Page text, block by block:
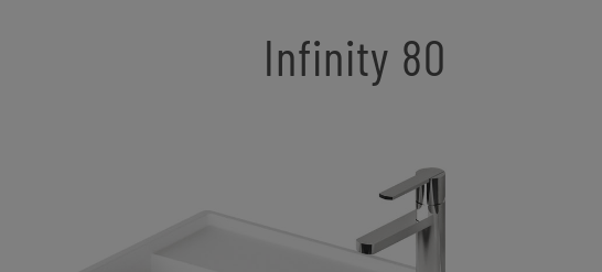
Infinity 80